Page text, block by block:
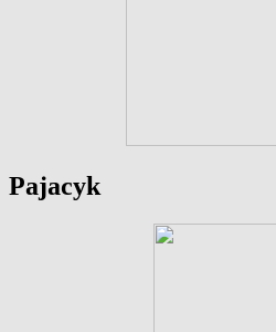
Pajacyk